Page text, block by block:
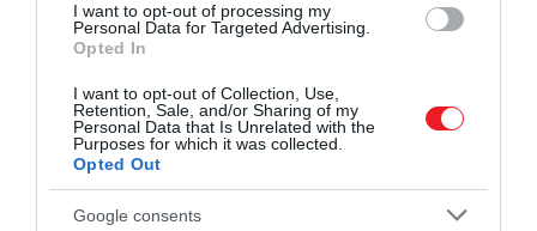
I want to opt-out of processing my
Personal Data for Targeted Advertising.
Opted In
I want to opt-out of Collection, Use,
Retention, Sale, and/or Sharing of my
Personal Data that Is Unrelated with the
Purposes for which it was collected.
Opted Out
Google consents